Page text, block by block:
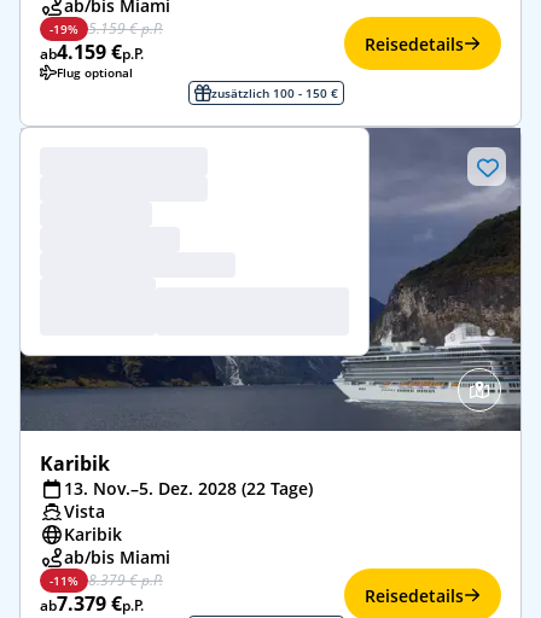
ab/bis Miami
-19% 5.159 € p.P.
ab4.159 €p.P.
Flug optional
zusätzlich 100 - 150 €
Reisedetails
Karibik
13. Nov.–5. Dez. 2028 (22 Tage)
Vista
Karibik
ab/bis Miami
-11% 8.379 € p.P.
ab7.379 €p.P. Reisedetails